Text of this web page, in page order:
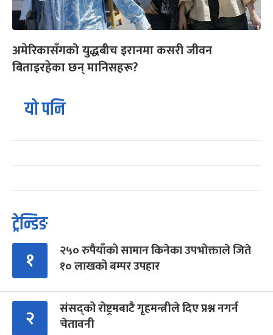
अमेरिकासँगको युद्धबीच इरानमा कसरी जीवन
बिताइरहेका छन् मानिसहरू?
यो पनि
ट्रेन्डिङ
१
२५० रुपैयाँको सामान किनेका उपभोक्ताले जिते
१० लाखको बम्पर उपहार
२
संसद्को रोष्ट्रमबाटै गृहमन्त्रीले दिए प्रश्न नगर्न
चेतावनी